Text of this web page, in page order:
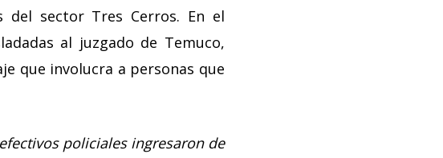
del sector Tres Cerros. En el
al juzgado de Temuco,
que involucra a personas que
policiales ingresaron de